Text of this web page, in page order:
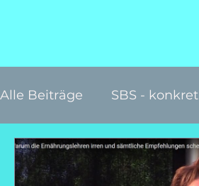
Alle Beiträge SBS - konkret